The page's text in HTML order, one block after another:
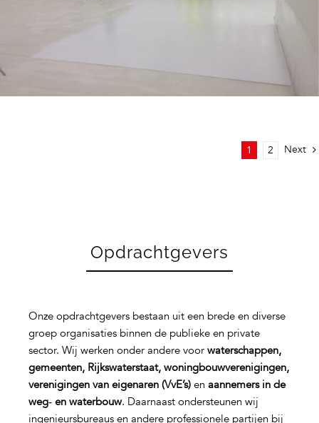
1 2 Next
Opdrachtgevers
Onze opdrachtgevers bestaan uit een brede en diverse
groep organisaties binnen de publieke en private
sector. Wij werken onder andere voor waterschappen,
gemeenten, Rijkswaterstaat, woningbouwverenigingen,
verenigingen van eigenaren (VvE’s)en aannemers in de
weg‑ en waterbouw. Daarnaast ondersteunen wij
ingenieursbureaus en andere professionele partijen bij